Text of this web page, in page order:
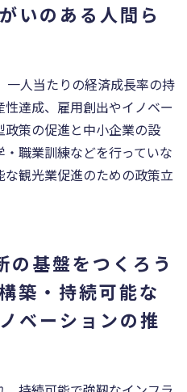
いのある人間ら
一人当たりの経済成長率の持
達成、雇用創出やイノベー
策の促進と中小企業の設
職業訓練などを行っていな
観光業促進のための政策立
の基盤をつくろう
築・持続可能な
ベーションの推